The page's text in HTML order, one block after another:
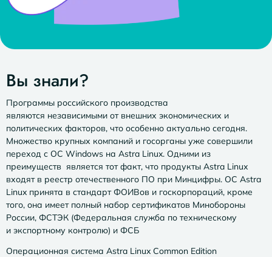
Вы знали?
Программы российского производства
являются независимыми от внешних экономических и
политических факторов, что особенно актуально сегодня.
Множество крупных компаний и госорганы уже совершили
переход с ОС Windows на Astra Linux. Одними из
преимуществ является тот факт, что продукты Astra Linux
входят в реестр отечественного ПО при Минцифры. ОС Astra
Linux принята в стандарт ФОИВов и госкорпораций, кроме
того, она имеет полный набор сертификатов Минобороны
России, ФСТЭК (Федеральная служба по техническому
и экспортному контролю) и ФСБ
Операционная система Astra Linux Common Edition